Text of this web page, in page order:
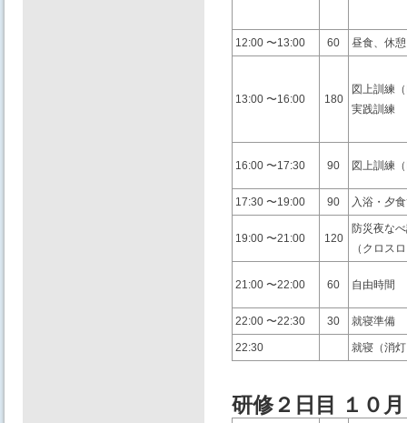
12:00 〜13:00 60 昼⾷、休憩
13:00 〜16:00 180
図上訓練
実践訓練
16:00 〜17:30 90 図上訓練
17:30 〜19:00 90 ⼊浴・⼣
19:00 〜21:00 120
防災夜な
（クロス
21:00 〜22:00 60 ⾃由時間
22:00 〜22:30 30 就寝準備
22:30 就寝（消
研修２⽇目 １０